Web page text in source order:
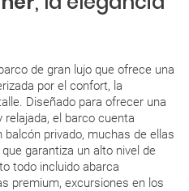
de gran lujo que ofrece una
por el confort, la
Diseñado para ofrecer una
relajada, el barco cuenta
privado, muchas de ellas
garantiza un alto nivel de
todo incluido abarca
premium, excursiones en los